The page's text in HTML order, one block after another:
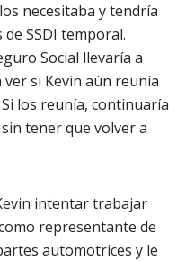
necesitaba y tendría
SSDI temporal.
Social llevaría a
si Kevin aún reunía
los reunía, continuaría
tener que volver a
intentar trabajar
representante de
automotrices y le